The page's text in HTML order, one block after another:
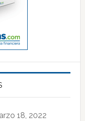
18, 2022